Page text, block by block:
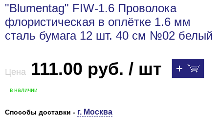
"Blumentag" FIW-1.6 Проволока
флористическая в оплётке 1.6 мм
сталь бумага 12 шт. 40 см №02 белый
Цена 111.00 руб. / шт
в наличии
Способы доставки - г. Москва